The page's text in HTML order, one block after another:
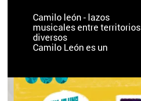
Camilo león - lazos
musicales entre territorios
diversos
Camilo León es un
Desde los 10 años salió de
Colombia, ha vivido,
estudiado y adquirido